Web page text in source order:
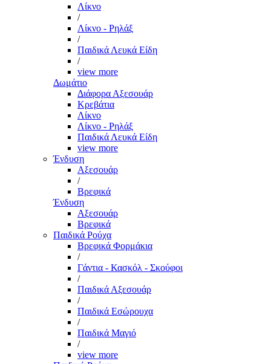
Λίκνο
/
Λίκνο - Ρηλάξ
/
Παιδικά Λευκά Είδη
/
view more
Δωμάτιο
Διάφορα Αξεσουάρ
Κρεβάτια
Λίκνο
Λίκνο - Ρηλάξ
Παιδικά Λευκά Είδη
view more
Ένδυση
Αξεσουάρ
/
Βρεφικά
Ένδυση
Αξεσουάρ
Βρεφικά
Παιδικά Ρούχα
Βρεφικά Φορμάκια
/
Γάντια - Κασκόλ - Σκούφοι
/
Παιδικά Αξεσουάρ
/
Παιδικά Εσώρουχα
/
Παιδικά Μαγιό
/
view more